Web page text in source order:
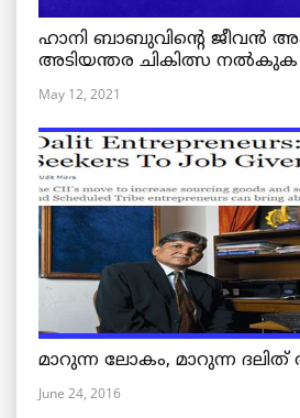
ഹാനി ബാബുവിന്റെ ജീവൻ
അടിയന്തര ചികിത്സ നൽകുക
May 12, 2021
മാറുന്ന ലോകം, മാറുന്ന
June 24, 2016